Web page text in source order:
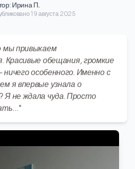
Ирина П.
19 августа 2025
привыкаем
Красивые обещания, громкие
особенного. Именно с
я впервые узнала о
не ждала чуда. Просто